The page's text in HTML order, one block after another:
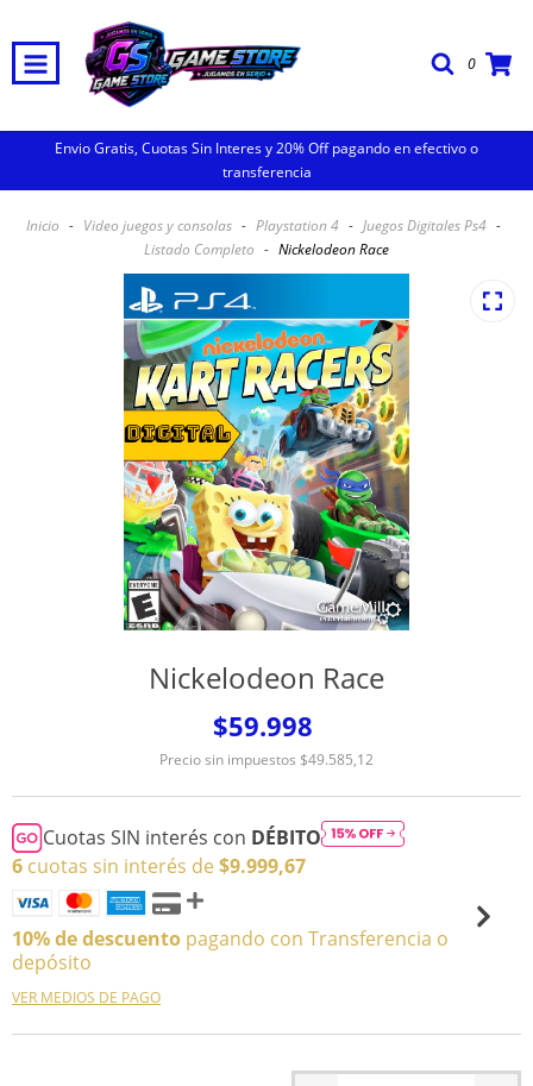
0
Envio Gratis, Cuotas Sin Interes y 20% Off pagando en efectivo o
transferencia
Inicio - Video juegos y consolas - Playstation 4 - Juegos Digitales Ps4 -
Listado Completo - Nickelodeon Race
Nickelodeon Race
$59.998
Precio sin impuestos $49.585,12
Cuotas SIN interés con DÉBITO
6 cuotas sin interés de $9.999,67
10% de descuento pagando con Transferencia o
depósito
VER MEDIOS DE PAGO